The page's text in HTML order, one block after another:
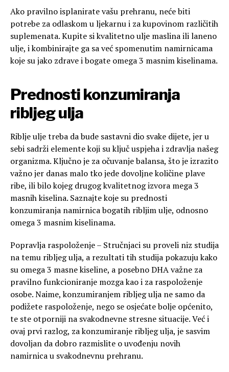
Ako pravilno isplanirate vašu prehranu, neće biti
potrebe za odlaskom u ljekarnu i za kupovinom različitih
suplemenata. Kupite si kvalitetno ulje maslina ili laneno
ulje, i kombinirajte ga sa već spomenutim namirnicama
koje su jako zdrave i bogate omega 3 masnim kiselinama.
Prednosti konzumiranja
ribljeg ulja
Riblje ulje treba da bude sastavni dio svake dijete, jer u
sebi sadrži elemente koji su ključ uspjeha i zdravlja našeg
organizma. Ključno je za očuvanje balansa, što je izrazito
važno jer danas malo tko jede dovoljne količine plave
ribe, ili bilo kojeg drugog kvalitetnog izvora mega 3
masnih kiselina. Saznajte koje su prednosti
konzumiranja namirnica bogatih ribljim ulje, odnosno
omega 3 masnim kiselinama.
Popravlja raspoloženje – Stručnjaci su proveli niz studija
na temu ribljeg ulja, a rezultati tih studija pokazuju kako
su omega 3 masne kiseline, a posebno DHA važne za
pravilno funkcioniranje mozga kao i za raspoloženje
osobe. Naime, konzumiranjem ribljeg ulja ne samo da
podižete raspoloženje, nego se osjećate bolje općenito,
te ste otporniji na svakodnevne stresne situacije. Već i
ovaj prvi razlog, za konzumiranje ribljeg ulja, je sasvim
dovoljan da dobro razmislite o uvođenju novih
namirnica u svakodnevnu prehranu.